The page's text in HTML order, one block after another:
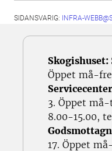
SIDANSVARIG: INFRA-
Skogishuset:
Öppet må-
Servicecenter
3. Öppet
8.00-15.00,
17. Öppet